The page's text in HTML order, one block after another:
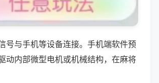
号与手机等设备连接。手机端软件预
动内部微型电机或机械结构，在麻将